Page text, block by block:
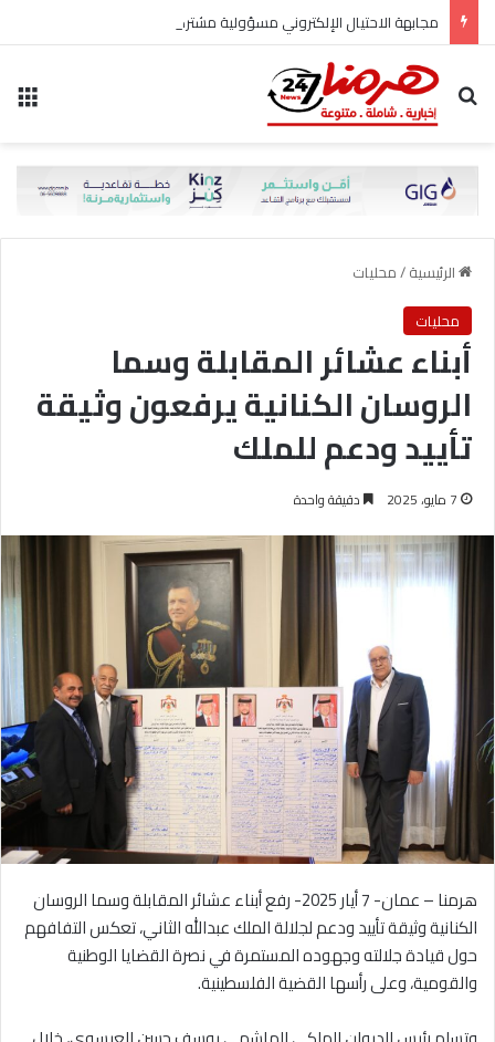
مجابهة الاحتيال الإلكتروني مسؤولية مشتركة
بحث عن
الرئيسية/محليات
محليات
أبناء عشائر المقابلة وسما
الروسان الكنانية يرفعون وثيقة
تأييد ودعم للملك
7 مايو، 2025 دقيقة واحدة
هرمنا – عمان- 7 أيار 2025- رفع أبناء عشائر المقابلة وسما الروسان
الكنانية وثيقة تأييد ودعم لجلالة الملك عبدالله الثاني، تعكس التفافهم
حول قيادة جلالته وجهوده المستمرة في نصرة القضايا الوطنية
والقومية، وعلى رأسها القضية الفلسطينية.